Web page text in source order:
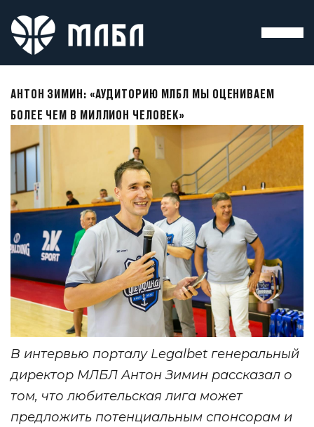
АНТОН ЗИМИН: «АУДИТОРИЮ МЛБЛ МЫ ОЦЕНИВАЕМ
БОЛЕЕ ЧЕМ В МИЛЛИОН ЧЕЛОВЕК»
В интервью порталу Legalbet генеральный
директор МЛБЛ Антон Зимин рассказал о
том, что любительская лига может
предложить потенциальным спонсорам и